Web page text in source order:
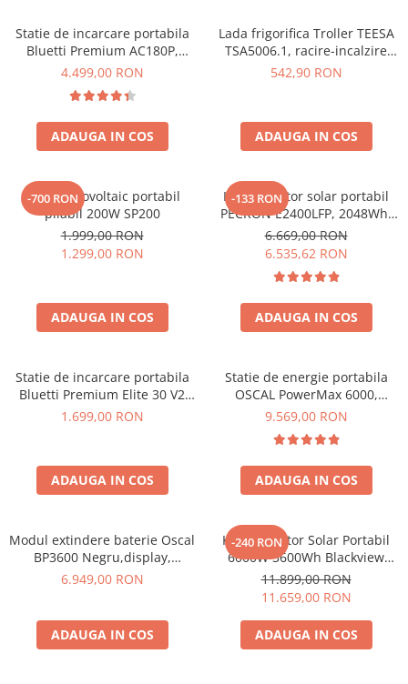
Componente sisteme de balcon
Statie de incarcare portabila
Bluetti Premium AC180P,
Ecran LCD, 1800W, 1440Wh,
4.499,00 RON
ADAUGA IN COS
Lada frigorifica Troller TEESA
TSA5006.1, racire-incalzire
35L, alimentare bricheta auto
542,90 RON
ADAUGA IN COS
-700 RON
Panou fotovoltaic portabil
pliabil 200W SP200
1.999,00 RON
1.299,00 RON
ADAUGA IN COS
-133 RON
Kit generator solar portabil
PECRON E2400LFP, 2048Wh,
2400W, 230V, Incarcare super
rapida, LiFePO4, Controler
MPPT dublu, Protectie BMS +
Panou solar 200W
6.669,00 RON
6.535,62 RON
ADAUGA IN COS
Statie de incarcare portabila
Bluetti Premium Elite 30 V2
600W 320Wh
1.699,00 RON
ADAUGA IN COS
Statie de energie portabila
OSCAL PowerMax 6000,
6000W (9000W varf), baterie
rapida in 1.96h, 14 porturi,
USB-C 100W, control
inteligent la distanta,
functionalitate UPS
9.569,00 RON
ADAUGA IN COS
Modul extindere baterie Oscal
BP3600 Negru,display,
compatibil cu Oscal
6.949,00 RON
ADAUGA IN COS
-240 RON
Kit Generator Solar Portabil
6000W 3600Wh Blackview
OSCAL PowerMax 6000 +
panou solar 400W
11.899,00 RON
11.659,00 RON
ADAUGA IN COS